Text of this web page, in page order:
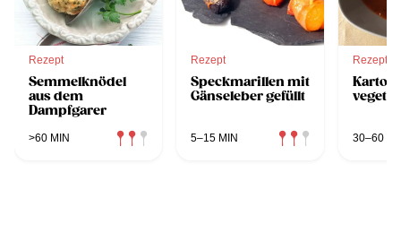
Rezept
Semmelknödel
aus dem
Dampfgarer
>60 MIN
Rezept
Speckmarillen mit
Gänseleber gefüllt
5–15 MIN
Rezept
30–60